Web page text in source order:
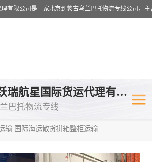
北京跃瑞航星国际货运代理有限公司
巴托物流专线
输 国际海运散货拼箱整柜运输
线 乌兰巴托铁
输
包税 蒙古乌兰巴